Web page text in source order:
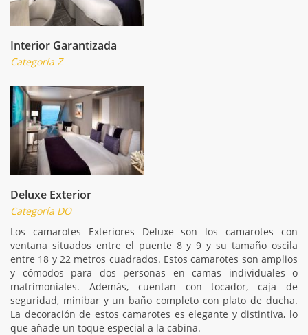
Interior Garantizada
Categoría Z
Deluxe Exterior
Categoría DO
Los camarotes Exteriores Deluxe son los camarotes con
ventana situados entre el puente 8 y 9 y su tamaño oscila
entre 18 y 22 metros cuadrados. Estos camarotes son amplios
y cómodos para dos personas en camas individuales o
matrimoniales. Además, cuentan con tocador, caja de
seguridad, minibar y un baño completo con plato de ducha.
La decoración de estos camarotes es elegante y distintiva, lo
que añade un toque especial a la cabina.